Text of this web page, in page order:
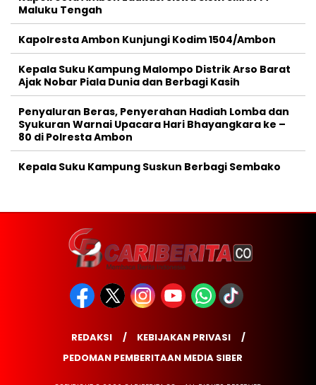
Maluku Tengah
Kapolresta Ambon Kunjungi Kodim 1504/Ambon
Kepala Suku Kampung Malompo Distrik Arso Barat
Ajak Nobar Piala Dunia dan Berbagi Kasih
Penyaluran Beras, Penyerahan Hadiah Lomba dan
Syukuran Warnai Upacara Hari Bhayangkara ke –
80 di Polresta Ambon
Kepala Suku Kampung Suskun Berbagi Sembako
REDAKSI
KEBIJAKAN PRIVASI
PEDOMAN PEMBERITAAN MEDIA SIBER